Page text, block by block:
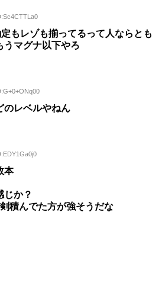
もレゾも揃ってるって人ならとも
うマグナ以下やろ
のレベルやねん
本
じか？
積んでた方が強そうだな